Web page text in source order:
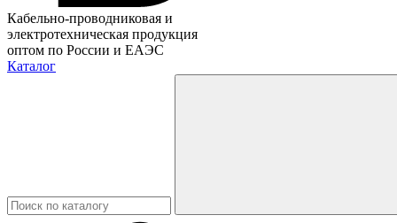
Кабельно-проводниковая и
электротехническая продукция
оптом по России и ЕАЭС
Каталог